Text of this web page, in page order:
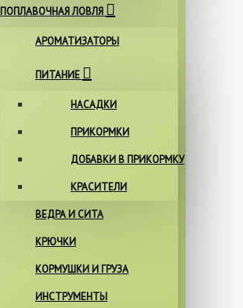
ПОПЛАВОЧНАЯ ЛОВЛЯ
АРОМАТИЗАТОРЫ
ПИТАНИЕ
НАСАДКИ
ПРИКОРМКИ
ДОБАВКИ В ПРИКОРМКУ
КРАСИТЕЛИ
ВЕДРА И СИТА
КРЮЧКИ
КОРМУШКИ И ГРУЗА
ИНСТРУМЕНТЫ